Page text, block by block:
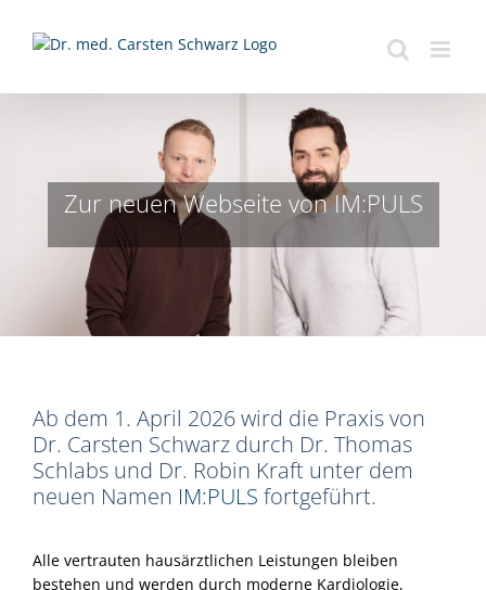
Inhalt
Zur neuen Webseite von IM:PULS
Ab dem 1. April 2026 wird die Praxis von
Dr. Carsten Schwarz durch Dr. Thomas
Schlabs und Dr. Robin Kraft unter dem
neuen Namen IM:PULS fortgeführt.
Alle vertrauten hausärztlichen Leistungen bleiben
bestehen und werden durch moderne Kardiologie,